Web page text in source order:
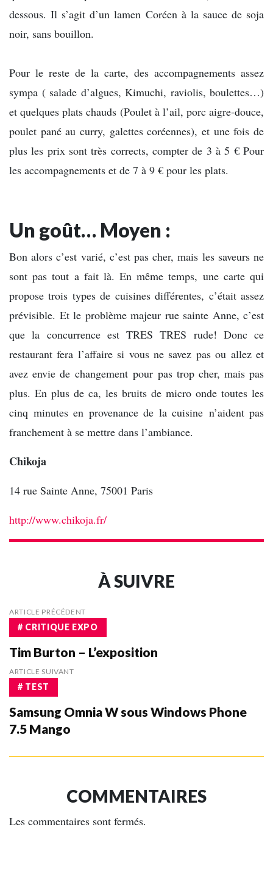
dessous. Il s’agit d’un lamen Coréen à la sauce de soja
noir, sans bouillon.
Pour le reste de la carte, des accompagnements assez
sympa ( salade d’algues, Kimuchi, raviolis, boulettes…)
et quelques plats chauds (Poulet à l’ail, porc aigre-douce,
poulet pané au curry, galettes coréennes), et une fois de
plus les prix sont très corrects, compter de 3 à 5 € Pour
les accompagnements et de 7 à 9 € pour les plats.
Un goût… Moyen :
Bon alors c’est varié, c’est pas cher, mais les saveurs ne
sont pas tout a fait là. En même temps, une carte qui
propose trois types de cuisines différentes, c’était assez
prévisible. Et le problème majeur rue sainte Anne, c’est
que la concurrence est TRES TRES rude! Donc ce
restaurant fera l’affaire si vous ne savez pas ou allez et
avez envie de changement pour pas trop cher, mais pas
plus. En plus de ca, les bruits de micro onde toutes les
cinq minutes en provenance de la cuisine n’aident pas
franchement à se mettre dans l’ambiance.
Chikoja
14 rue Sainte Anne, 75001 Paris
http://www.chikoja.fr/
À SUIVRE
ARTICLE PRÉCÉDENT
# CRITIQUE EXPO
Tim Burton – L’exposition
ARTICLE SUIVANT
# TEST
Samsung Omnia W sous Windows Phone
7.5 Mango
COMMENTAIRES
Les commentaires sont fermés.